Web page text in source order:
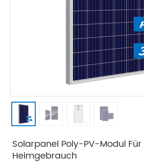
Solarpanel Poly-PV-Modul Für
Heimgebrauch